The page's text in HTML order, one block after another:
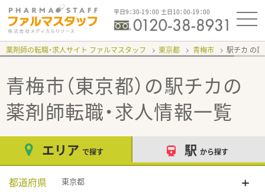
平日9：30-19：00 土日10：00-19：00
薬剤師の転職・求人サイト ファルマスタッフ 東京都 青梅市 駅チカ
青梅市（東京都）の駅チカの
薬剤師転職・求人情報一覧
エリア で探す 駅 から探す
都道府県 東京都